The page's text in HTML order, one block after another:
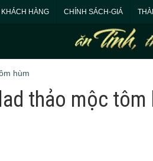
HÀNG CHÍNH SÁCH-GIÁ
hùm
thảo mộc tôm